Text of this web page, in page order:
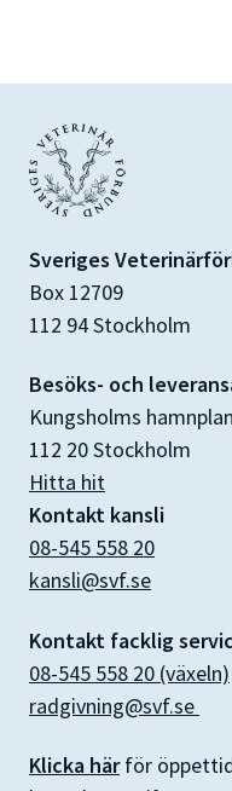
Sveriges
Box 12709
112 94 Stockholm
Besöks- och
Kungsholms
112 20 Stockholm
Hitta hit
Kontakt kansli
08-545 558 20
kansli@svf.se
Kontakt facklig
08-545 558 20 (växeln)
radgivning@svf.se
Klicka härför